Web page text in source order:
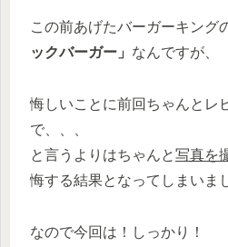
この前あげたバーガーキング
ックバーガー」 なんですが、
悔しいことに前回ちゃんとレ
で、、、
と言うよりはちゃんと写真を
悔する結果となってしまいま
なので今回は！しっかり！